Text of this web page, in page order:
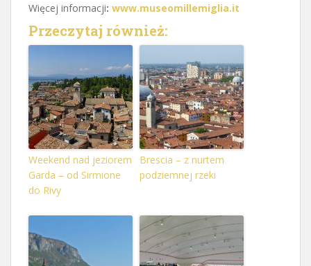
Więcej informacji: www.museomillemiglia.it
Przeczytaj również:
Weekend nad jeziorem
Garda – od Sirmione
do Rivy
Brescia – z nurtem
podziemnej rzeki